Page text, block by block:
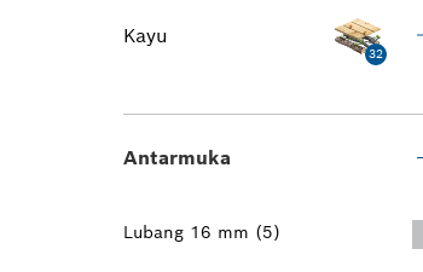
Kayu
32
Antarmuka
Lubang 16 mm (5)